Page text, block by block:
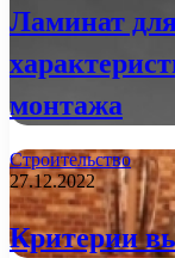
Ламинат
монтажа
Строительство
27.12.2022
Критерии